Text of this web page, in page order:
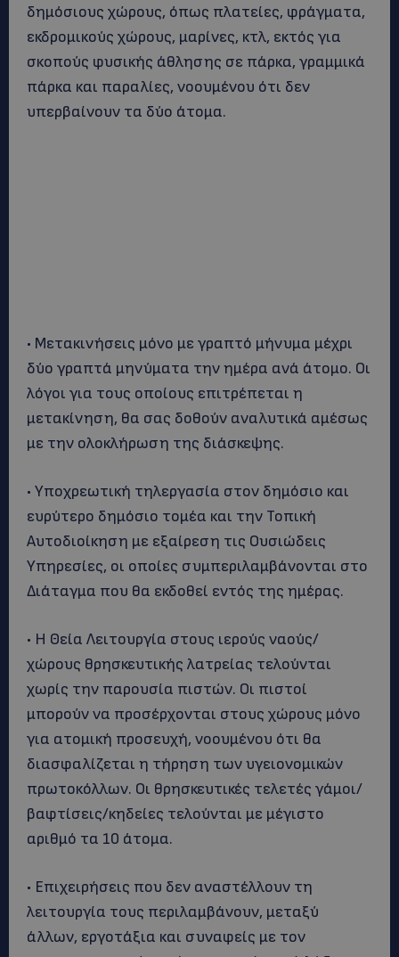
δημόσιους χώρους, όπως πλατείες, φράγματα,
εκδρομικούς χώρους, μαρίνες, κτλ, εκτός για
σκοπούς φυσικής άθλησης σε πάρκα, γραμμικά
πάρκα και παραλίες, νοουμένου ότι δεν
υπερβαίνουν τα δύο άτομα.
• Μετακινήσεις μόνο με γραπτό μήνυμα μέχρι
δύο γραπτά μηνύματα την ημέρα ανά άτομο. Οι
λόγοι για τους οποίους επιτρέπεται η
μετακίνηση, θα σας δοθούν αναλυτικά αμέσως
με την ολοκλήρωση της διάσκεψης.
• Υποχρεωτική τηλεργασία στον δημόσιο και
ευρύτερο δημόσιο τομέα και την Τοπική
Αυτοδιοίκηση με εξαίρεση τις Ουσιώδεις
Υπηρεσίες, οι οποίες συμπεριλαμβάνονται στο
Διάταγμα που θα εκδοθεί εντός της ημέρας.
• Η Θεία Λειτουργία στους ιερούς ναούς/
χώρους θρησκευτικής λατρείας τελούνται
χωρίς την παρουσία πιστών. Οι πιστοί
μπορούν να προσέρχονται στους χώρους μόνο
για ατομική προσευχή, νοουμένου ότι θα
διασφαλίζεται η τήρηση των υγειονομικών
πρωτοκόλλων. Οι θρησκευτικές τελετές γάμοι/
βαφτίσεις/κηδείες τελούνται με μέγιστο
αριθμό τα 10 άτομα.
• Επιχειρήσεις που δεν αναστέλλουν τη
λειτουργία τους περιλαμβάνουν, μεταξύ
άλλων, εργοτάξια και συναφείς με τον